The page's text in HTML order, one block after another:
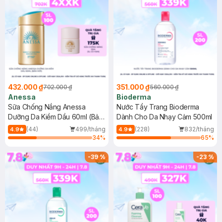
432.000 ₫702.000 ₫
Anessa
Sữa Chống Nắng Anessa
Dưỡng Da Kiềm Dầu 60ml (Bản
Mới)
4.9 (44)
499/tháng
34%
351.000 ₫560.000 ₫
Bioderma
Nước Tẩy Trang Bioderma
Dành Cho Da Nhạy Cảm 500ml
4.9 (228)
832/tháng
65%
-39% -23%